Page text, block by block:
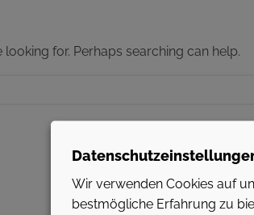
looking for. Perhaps searching can help.
Wir verwenden Cookies auf
bestmögliche Erfahrung zu